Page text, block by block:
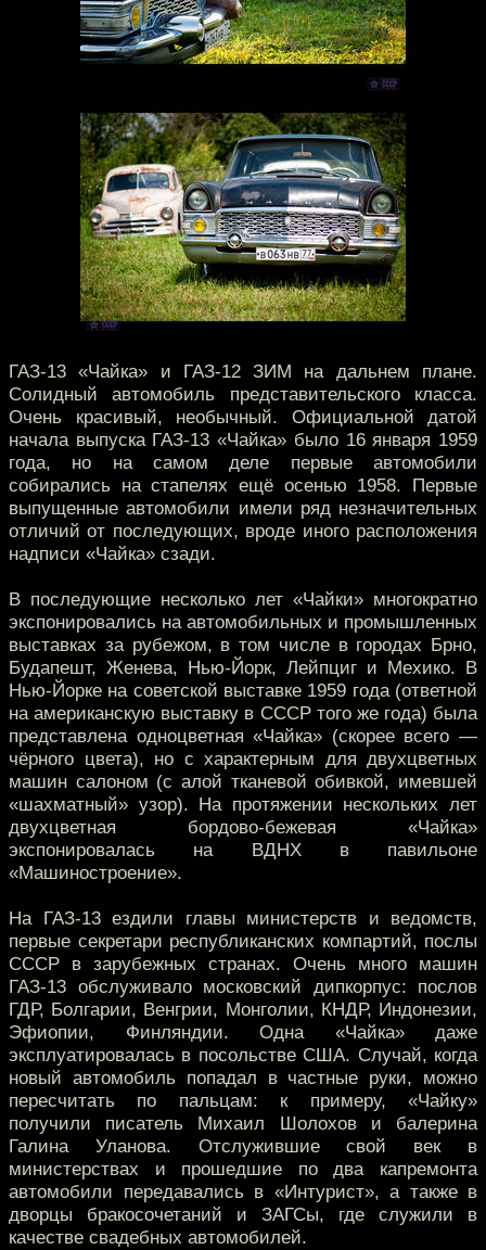
ГАЗ-13 «Чайка» и ГАЗ-12 ЗИМ на дальнем плане.
Солидный автомобиль представительского класса.
Очень красивый, необычный. Официальной датой
начала выпуска ГАЗ-13 «Чайка» было 16 января 1959
года, но на самом деле первые автомобили
собирались на стапелях ещё осенью 1958. Первые
выпущенные автомобили имели ряд незначительных
отличий от последующих, вроде иного расположения
надписи «Чайка» сзади.
В последующие несколько лет «Чайки» многократно
экспонировались на автомобильных и промышленных
выставках за рубежом, в том числе в городах Брно,
Будапешт, Женева, Нью-Йорк, Лейпциг и Мехико. В
Нью-Йорке на советской выставке 1959 года (ответной
на американскую выставку в СССР того же года) была
представлена одноцветная «Чайка» (скорее всего —
чёрного цвета), но с характерным для двухцветных
машин салоном (с алой тканевой обивкой, имевшей
«шахматный» узор). На протяжении нескольких лет
двухцветная бордово-бежевая «Чайка»
экспонировалась на ВДНХ в павильоне
«Машиностроение».
На ГАЗ-13 ездили главы министерств и ведомств,
первые секретари республиканских компартий, послы
СССР в зарубежных странах. Очень много машин
ГАЗ-13 обслуживало московский дипкорпус: послов
ГДР, Болгарии, Венгрии, Монголии, КНДР, Индонезии,
Эфиопии, Финляндии. Одна «Чайка» даже
эксплуатировалась в посольстве США. Случай, когда
новый автомобиль попадал в частные руки, можно
пересчитать по пальцам: к примеру, «Чайку»
получили писатель Михаил Шолохов и балерина
Галина Уланова. Отслужившие свой век в
министерствах и прошедшие по два капремонта
автомобили передавались в «Интурист», а также в
дворцы бракосочетаний и ЗАГСы, где служили в
качестве свадебных автомобилей.